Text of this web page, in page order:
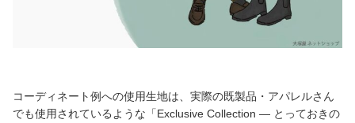
コーディネート例への使用生地は、実際の既製品・アパレルさん
でも使用されているような「Exclusive Collection ― とっておきの